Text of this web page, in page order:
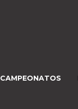
CAMPEONATOS